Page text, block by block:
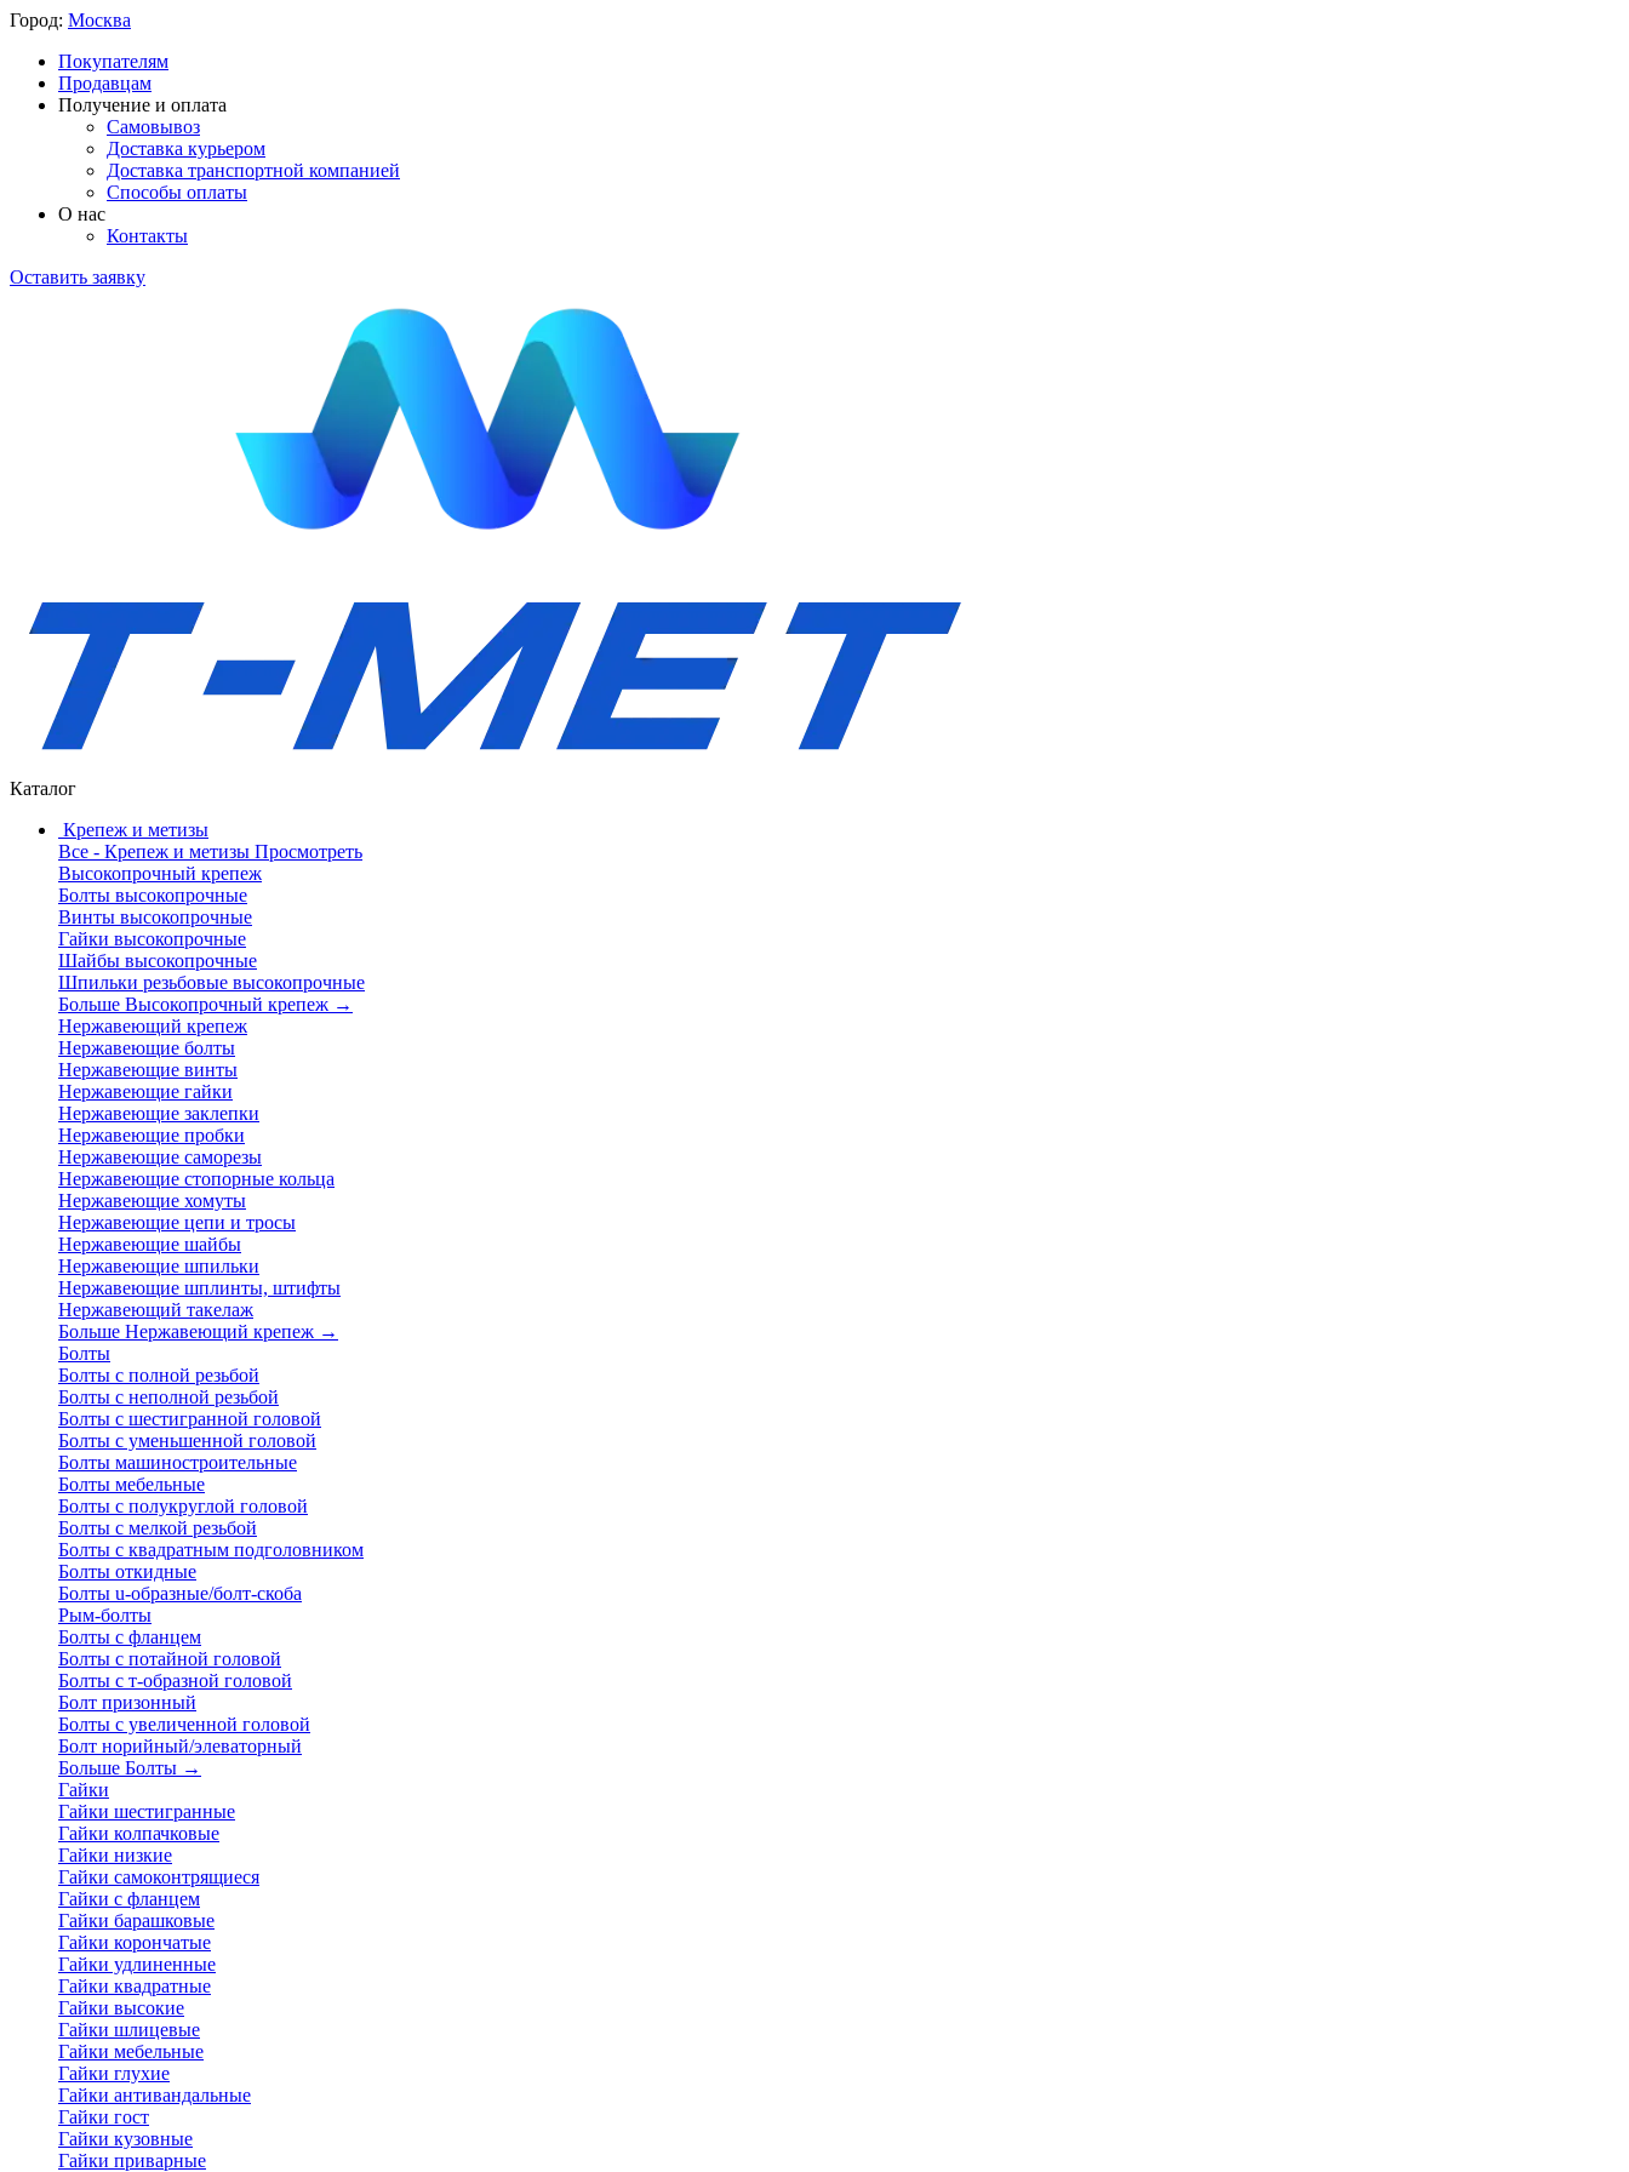
Город: Москва
Покупателям
Продавцам
Получение и оплата
Самовывоз
Доставка курьером
Доставка транспортной компанией
Способы оплаты
О нас
Контакты
Оставить заявку
Каталог
Крепеж и метизы
Все - Крепеж и метизы Просмотреть
Высокопрочный крепеж
Болты высокопрочные
Винты высокопрочные
Гайки высокопрочные
Шайбы высокопрочные
Шпильки резьбовые высокопрочные
Больше Высокопрочный крепеж →
Нержавеющий крепеж
Нержавеющие болты
Нержавеющие винты
Нержавеющие гайки
Нержавеющие заклепки
Нержавеющие пробки
Нержавеющие саморезы
Нержавеющие стопорные кольца
Нержавеющие хомуты
Нержавеющие цепи и тросы
Нержавеющие шайбы
Нержавеющие шпильки
Нержавеющие шплинты, штифты
Нержавеющий такелаж
Больше Нержавеющий крепеж →
Болты
Болты с полной резьбой
Болты с неполной резьбой
Болты с шестигранной головой
Болты с уменьшенной головой
Болты машиностроительные
Болты мебельные
Болты с полукруглой головой
Болты с мелкой резьбой
Болты с квадратным подголовником
Болты откидные
Болты u-образные/болт-скоба
Рым-болты
Болты с фланцем
Болты с потайной головой
Болты с т-образной головой
Болт призонный
Болты с увеличенной головой
Болт норийный/элеваторный
Больше Болты →
Гайки
Гайки шестигранные
Гайки колпачковые
Гайки низкие
Гайки самоконтрящиеся
Гайки с фланцем
Гайки барашковые
Гайки корончатые
Гайки удлиненные
Гайки квадратные
Гайки высокие
Гайки шлицевые
Гайки мебельные
Гайки глухие
Гайки антивандальные
Гайки гост
Гайки кузовные
Гайки приварные